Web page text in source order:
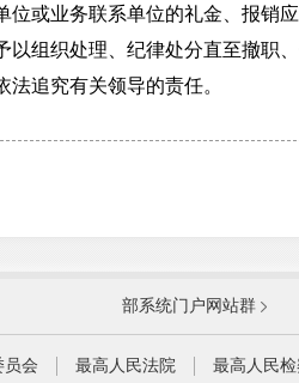
业务联系单位的礼金、报销应
组织处理、纪律处分直至撤职
追究有关领导的责任。
国防部
公安部
部系统门户网站群
员会 最高人民法院 最高人民